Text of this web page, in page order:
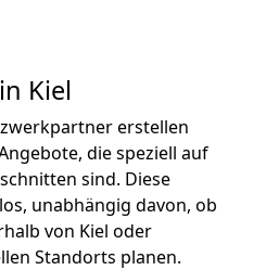
Kiel
erstellen
die speziell auf
sind. Diese
unabhängig davon, ob
von Kiel oder
Standorts planen.